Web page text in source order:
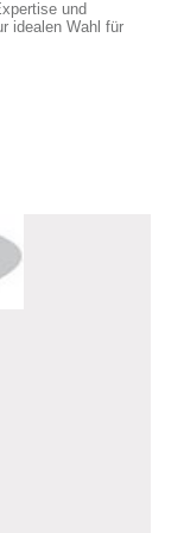
und
idealen Wahl für